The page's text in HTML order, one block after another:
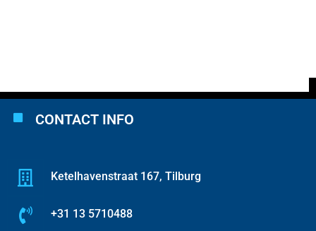
CONTACT INFO
Ketelhavenstraat 167, Tilburg
+31 13 5710488